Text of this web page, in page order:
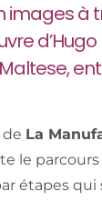
images à
de La
le parcours
étapes qui